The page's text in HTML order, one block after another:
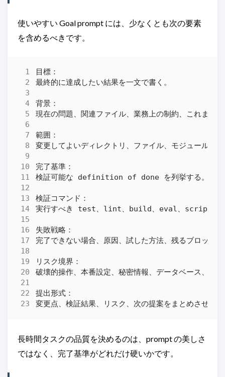
使いやすい Goal prompt には、少なくとも次の要素
を含めるべきです。
長時間タスクの品質を決めるのは、prompt の美しさ
ではなく、完了基準がどれだけ硬いかです。